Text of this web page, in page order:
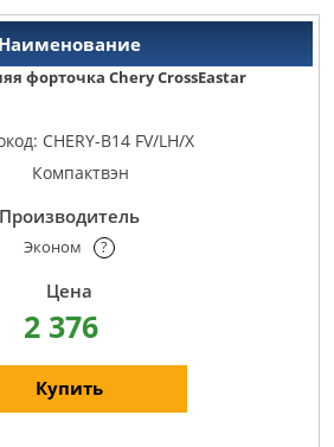
форточка Chery CrossEastar
CHERY-B14 FV/LH/X
Компактвэн
Эконом ?
2 376
Купить